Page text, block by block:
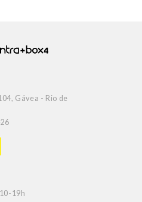
Gávea - Rio de
19h